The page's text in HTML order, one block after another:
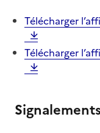
Télécharger
Télécharger
Signalements